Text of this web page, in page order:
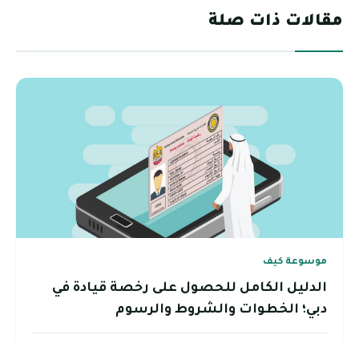
مقالات ذات صلة
موسوعة كيف
الدليل الكامل للحصول على رخصة قيادة في
دبي؛ الخطوات والشروط والرسوم